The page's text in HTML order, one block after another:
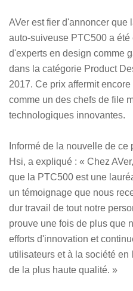
AVer est fier d'annoncer que
auto-suiveuse PTC500 a
d'experts en design comme
dans la catégorie Product
2017. Ce prix affermit
comme un des chefs de file
technologiques innovantes.
Informé de la nouvelle de ce
Hsi, a expliqué : « Chez
que la PTC500 est une
un témoignage que nous
dur travail de tout notre
prouve une fois de plus que
efforts d'innovation et
utilisateurs et à la société
de la plus haute qualité. »